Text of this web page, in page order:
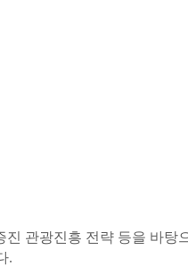
관광진흥 전략 등을 바
.